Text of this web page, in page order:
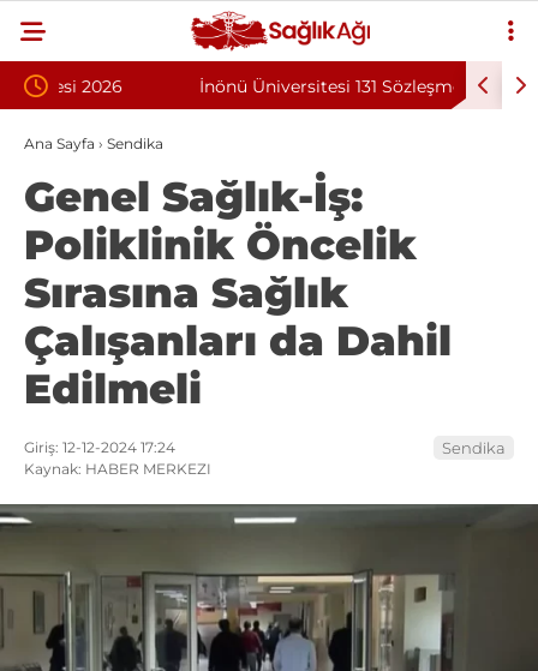
İnönü Üniversitesi 131 Sözleşmeli Personel
Alımı İlanı
Bilkent
Ana Sayfa › Sendika
Genel Sağlık-İş:
Poliklinik Öncelik
Sırasına Sağlık
Çalışanları da Dahil
Edilmeli
Giriş: 12-12-2024 17:24
Kaynak: HABER MERKEZI
Sendika